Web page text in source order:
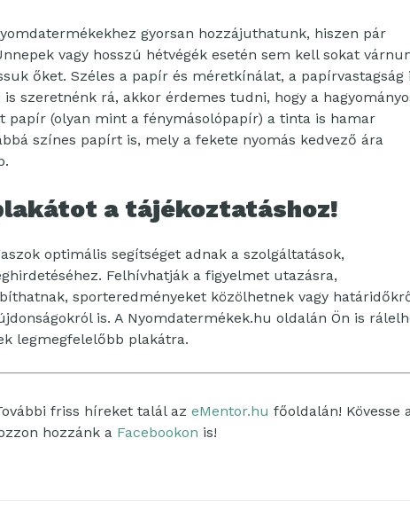
gyorsan hozzájuthatunk, hiszen pár
vagy hosszú hétvégék esetén sem kell sokat
őket. Széles a papír és méretkínálat, a papírvastagság
szeretnénk rá, akkor érdemes tudni, hogy a
(olyan mint a fénymásolópapír) a tinta is hamar
színes papírt is, mely a fekete nyomás kedvező ára
a tájékoztatáshoz!
optimális segítséget adnak a szolgáltatások,
Felhívhatják a figyelmet utazásra,
sporteredményeket közölhetnek vagy
is. A Nyomdatermékek.hu oldalán Ön is
legmegfelelőbb plakátra.
friss híreket talál az eMentor.hu főoldalán! Kövesse
hozzánk a Facebookon is!